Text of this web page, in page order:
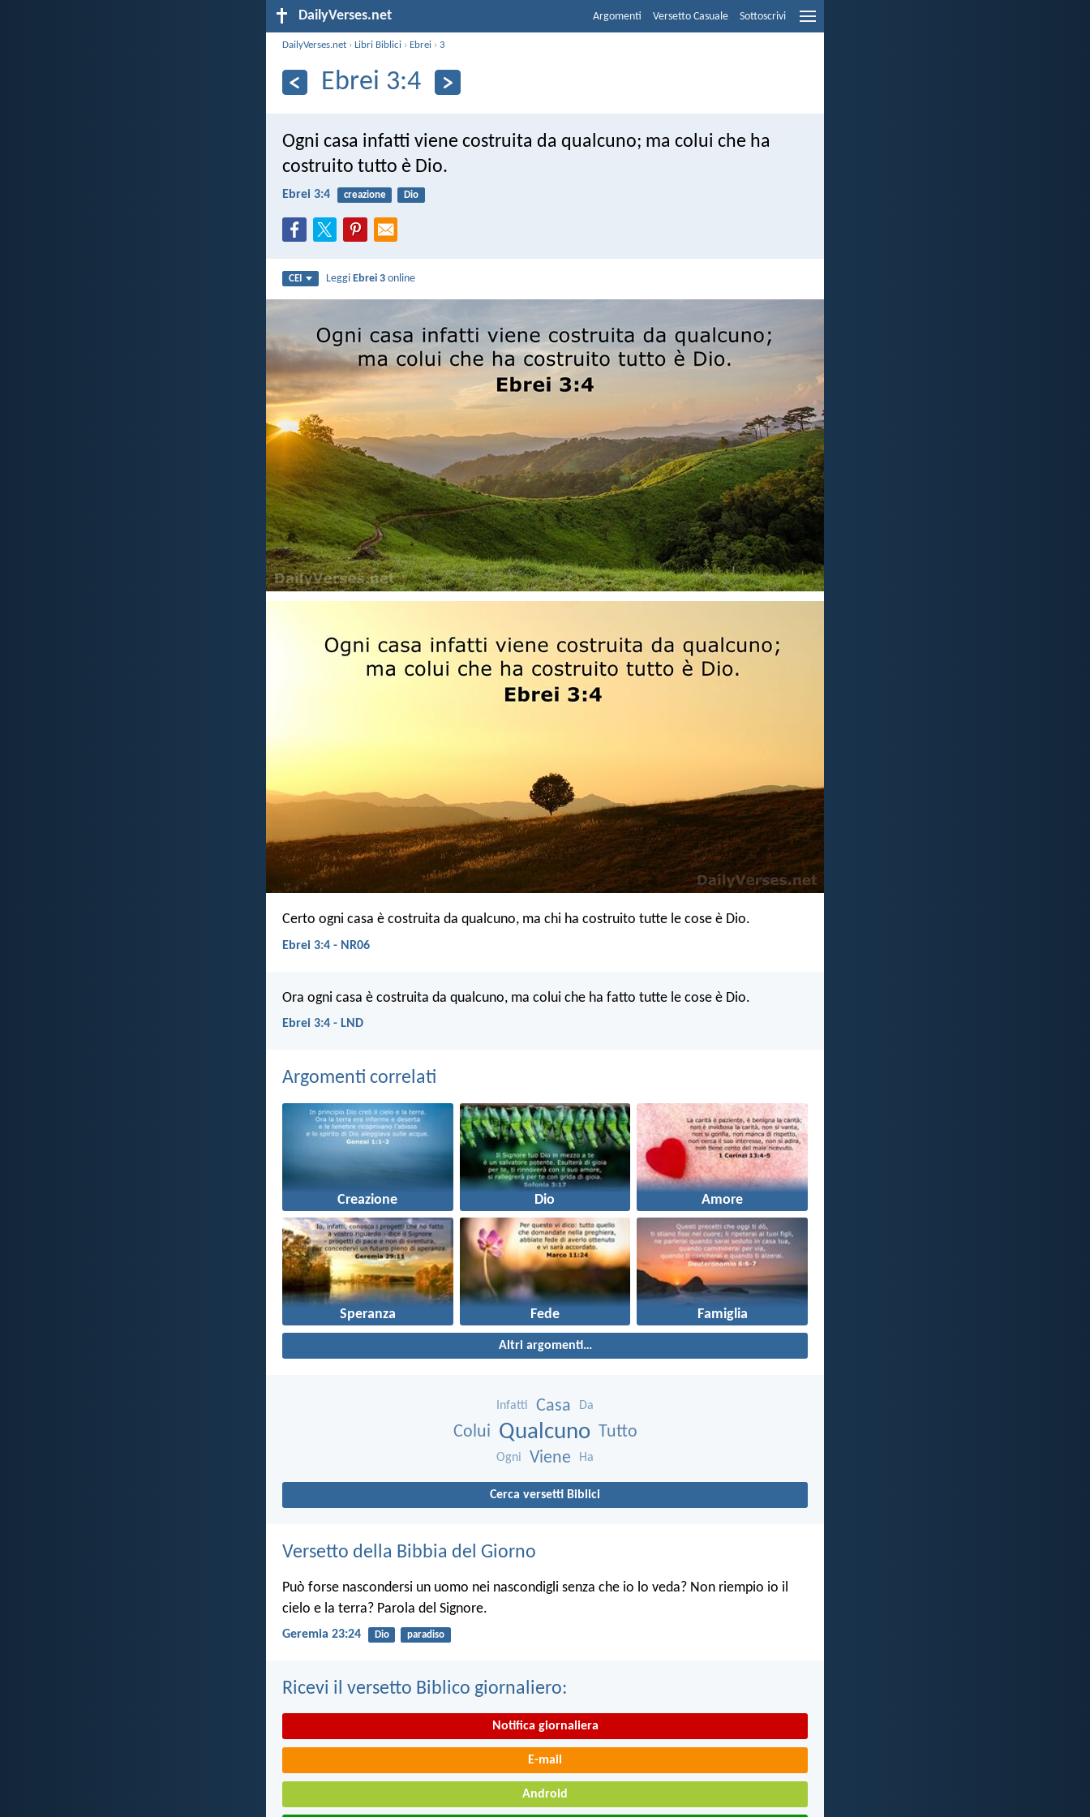
DailyVerses.net Argomenti Versetto Casuale Sottoscrivi
DailyVerses.net ›Libri Biblici › Ebrei ›3
Ebrei 3:4
Ogni casa infatti viene costruita da qualcuno; ma colui che ha
costruito tutto è Dio.
Ebrei 3:4 creazione Dio
CEI LeggiEbrei 3 online
Certo ogni casa è costruita da qualcuno, ma chi ha costruito tutte le cose è Dio.
Ebrei 3:4 - NR06
Ora ogni casa è costruita da qualcuno, ma colui che ha fatto tutte le cose è Dio.
Ebrei 3:4 - LND
Argomenti correlati
Creazione Dio Amore
Speranza Fede Famiglia
Altri argomenti…
Infatti Casa Da
Colui Qualcuno Tutto
Ogni Viene Ha
Cerca versetti Biblici
Versetto della Bibbia del Giorno
Può forse nascondersi un uomo nei nascondigli senza che io lo veda? Non riempio io il
cielo e la terra? Parola del Signore.
Geremia 23:24 Dio paradiso
Ricevi il versetto Biblico giornaliero:
Notifica giornaliera
E-mail
Android